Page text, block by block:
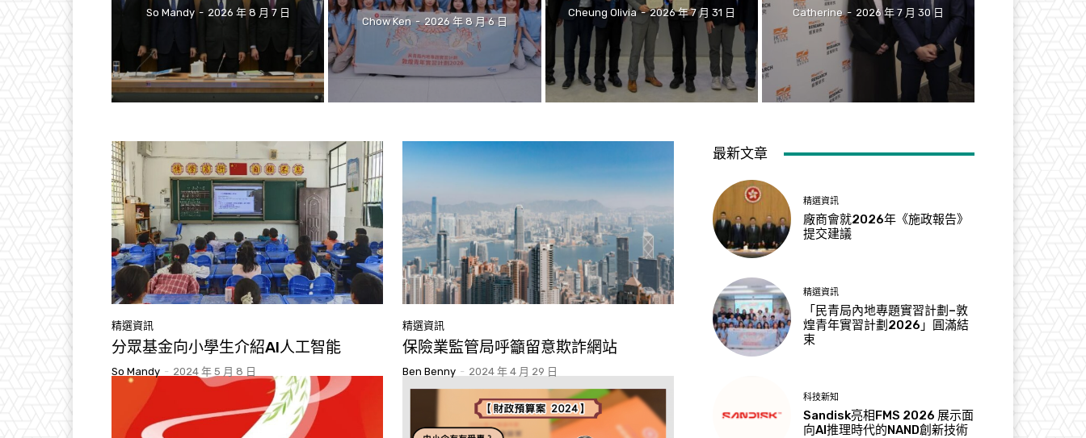
So Mandy - 2026 年 8 月 7 日
Chow Ken - 2026 年 8 月 6 日
Cheung Olivia - 2026 年 7 月 31 日 Catherine - 2026 年 7 月 30 日
精選資訊
分眾基金向小學生介紹AI人工智能
So Mandy - 2024 年 5 月 8 日
精選資訊
保險業監管局呼籲留意欺詐網站
Ben Benny - 2024 年 4 月 29 日
最新文章
精選資訊
廠商會就2026年《施政報告》
提交建議
精選資訊
「民青局內地專題實習計劃–敦
煌青年實習計劃2026」圓滿結
束
科技新知
Sandisk亮相FMS 2026 展示面
向AI推理時代的NAND創新技術